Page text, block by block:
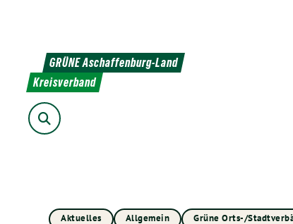
GRÜNE Aschaffenburg-Land
Kreisverband
Suche
Aktuelles Allgemein Grüne Orts-/